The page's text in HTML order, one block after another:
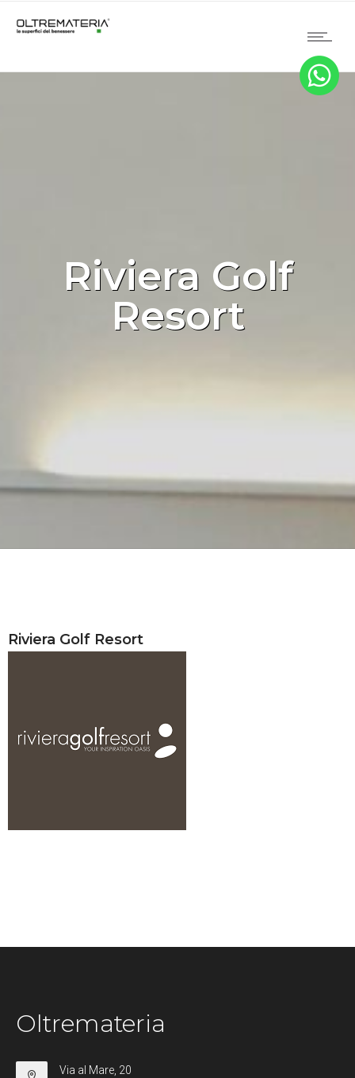
Riviera Golf
Resort
Riviera Golf Resort
Oltremateria
Via al Mare, 20